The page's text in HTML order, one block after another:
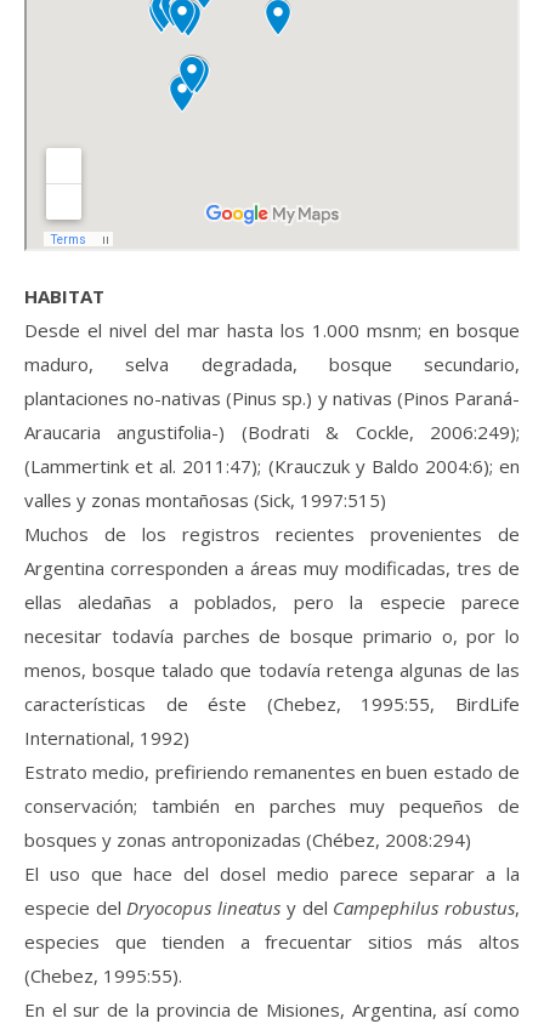
HABITAT
Desde el nivel del mar hasta los 1.000 msnm; en bosque
maduro, selva degradada, bosque secundario,
plantaciones no-nativas (Pinus sp.) y nativas (Pinos Paraná-
Araucaria angustifolia-) (Bodrati & Cockle, 2006:249);
(Lammertink et al. 2011:47); (Krauczuk y Baldo 2004:6); en
valles y zonas montañosas (Sick, 1997:515)
Muchos de los registros recientes provenientes de
Argentina corresponden a áreas muy modificadas, tres de
ellas aledañas a poblados, pero la especie parece
necesitar todavía parches de bosque primario o, por lo
menos, bosque talado que todavía retenga algunas de las
características de éste (Chebez, 1995:55, BirdLife
International, 1992)
Estrato medio, prefiriendo remanentes en buen estado de
conservación; también en parches muy pequeños de
bosques y zonas antroponizadas (Chébez, 2008:294)
El uso que hace del dosel medio parece separar a la
especie del Dryocopus lineatus y del Campephilus robustus,
especies que tienden a frecuentar sitios más altos
(Chebez, 1995:55).
En el sur de la provincia de Misiones, Argentina, así como